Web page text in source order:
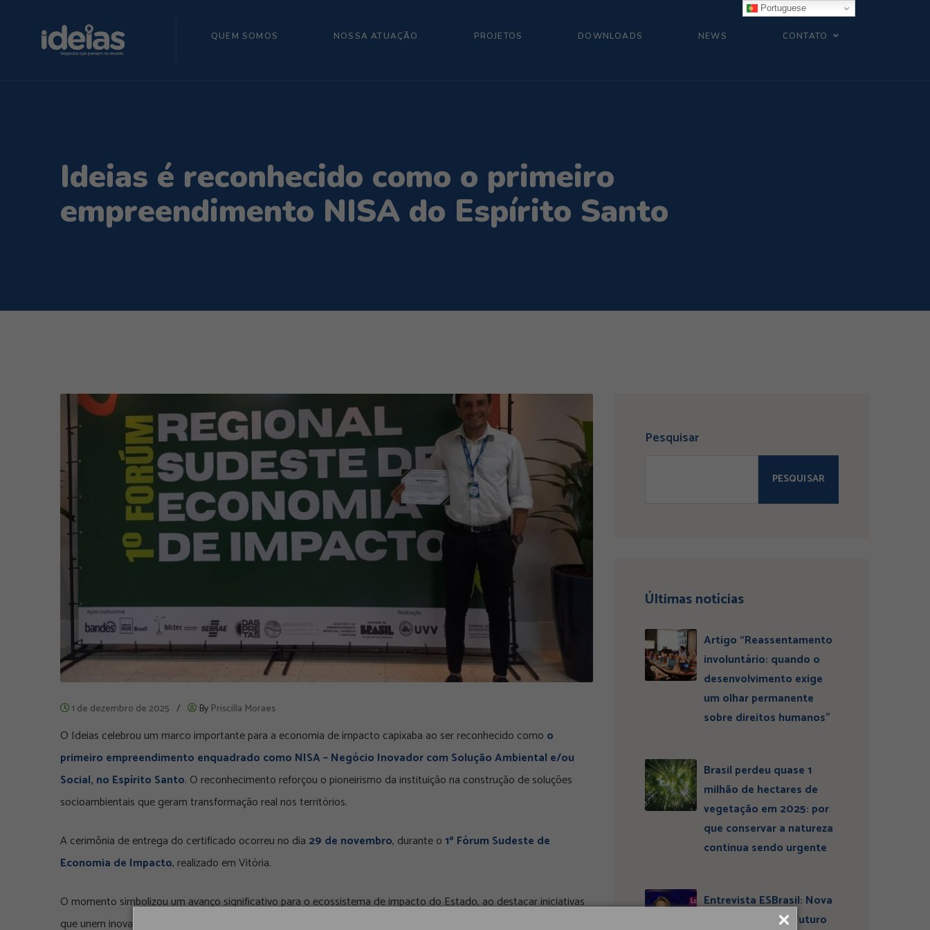
QUEM SOMOS NOSSA ATUAÇÃO PROJETOS DOWNLOADS NEWS CONTATO
Ideias é reconhecido como o primeiro
empreendimento NISA do Espírito Santo
1 de dezembro de 2025 / By Priscilla Moraes
O Ideias celebrou um marco importante para a economia de impacto capixaba ao ser reconhecido como o
primeiro empreendimento enquadrado como NISA – Negócio Inovador com Solução Ambiental e/ou
Social, no Espírito Santo. O reconhecimento reforçou o pioneirismo da instituição na construção de soluções
socioambientais que geram transformação real nos territórios.
A cerimônia de entrega do certificado ocorreu no dia 29 de novembro, durante o1º Fórum Sudeste de
Economia de Impacto, realizado em Vitória.
O momento simbolizou um avanço significativo para o ecossistema de impacto do Estado, ao destacar iniciativas
que unem inovação, responsabilidade socioambiental e compromisso com o desenvolvimento sustentável. Ao
Pesquisar
PESQUISAR
Últimas notícias
Artigo “Reassentamento
involuntário: quando o
desenvolvimento exige
um olhar permanente
sobre direitos humanos”
Brasil perdeu quase 1
milhão de hectares de
vegetação em 2025: por
que conservar a natureza
continua sendo urgente
Entrevista ESBrasil: Nova
liderança projeta futuro
Portuguese